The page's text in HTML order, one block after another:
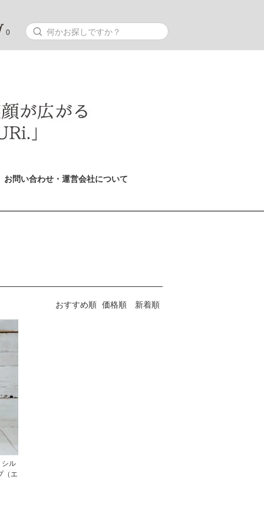
0
お問い合わせ・運営会社について
おすすめ順 価格順 新着順
ル
（エ